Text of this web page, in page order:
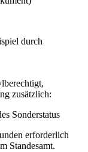
durch
zusätzlich:
Sonderstatus
erforderlich
Standesamt.